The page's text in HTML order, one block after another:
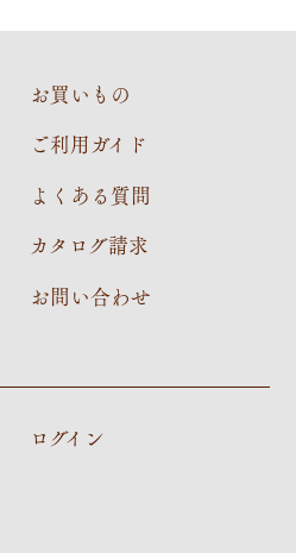
お買いもの
ご利用ガイド
よくある質問
カタログ請求
お問い合わせ
ログイン